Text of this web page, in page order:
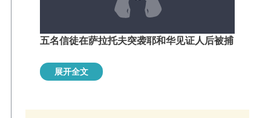
五名信徒在萨拉托夫突袭耶和华见证人后被捕
展开全文